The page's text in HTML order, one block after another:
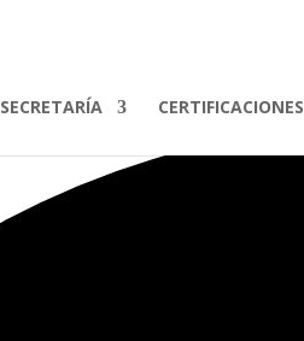
SECRETARÍA CERTIFICACIONES